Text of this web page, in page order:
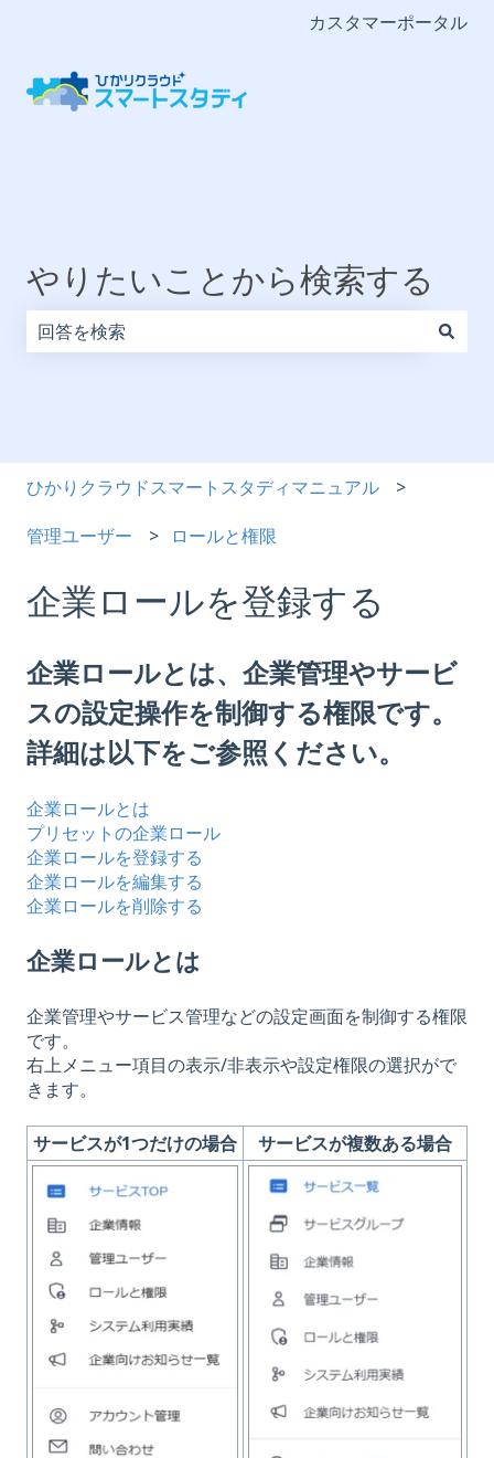
カスタマーポータル
やりたいことから検索する
ひかりクラウドスマートスタディマニュアル
管理ユーザー ロールと権限
企業ロールを登録する
企業ロールとは、企業管理やサービ
スの設定操作を制御する権限です。
詳細は以下をご参照ください。
企業ロールとは
プリセットの企業ロール
企業ロールを登録する
企業ロールを編集する
企業ロールを削除する
企業ロールとは
企業管理やサービス管理などの設定画面を制御する権限
です。
右上メニュー項目の表示/非表示や設定権限の選択がで
きます。
サービスが1つだけの場合 サービスが複数ある場合